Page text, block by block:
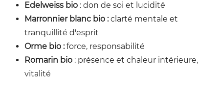
Edelweiss bio : don de soi et lucidité
Marronnier blanc bio :clarté mentale et
tranquillité d'esprit
Orme bio :force, responsabilité
Romarin bio : présence et chaleur intérieure,
vitalité